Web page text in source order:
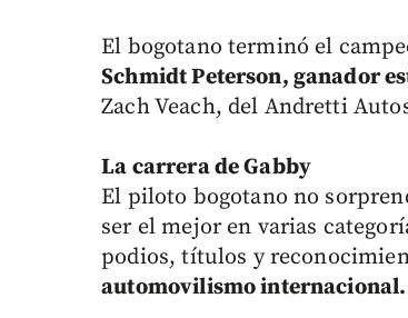
El bogotano terminó el
Schmidt Peterson, ganador
Zach Veach, del Andretti
La carrera de Gabby
El piloto bogotano no
ser el mejor en varias
podios, títulos y
automovilismo internacional.